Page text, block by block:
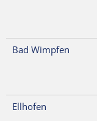
Bad Wimpfen
Ellhofen